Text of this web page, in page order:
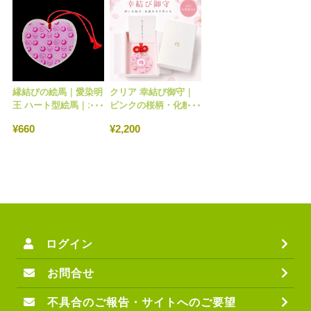
縁結びの絵馬｜愛染明
王 ハート型絵馬｜オ
No.204
¥660
クリア 幸結び御守｜
ピンクの桜柄・化粧箱
所 No.487
¥2,200
ログイン
お問合せ
不具合のご報告・サイトへのご要望